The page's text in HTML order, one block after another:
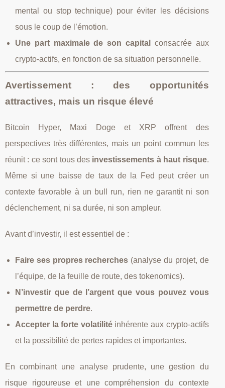
mental ou stop technique) pour éviter les décisions
sous le coup de l’émotion.
Une part maximale de son capital
consacrée aux
crypto‑actifs, en fonction de sa situation personnelle.
Avertissement : des opportunités
attractives, mais un risque élevé
Bitcoin Hyper, Maxi Doge et XRP offrent des
perspectives très différentes, mais un point commun les
réunit : ce sont tous des investissements à haut risque.
Même si une baisse de taux de la Fed peut créer un
contexte favorable à un bull run, rien ne garantit ni son
déclenchement, ni sa durée, ni son ampleur.
Avant d’investir, il est essentiel de :
Faire ses propres recherches (analyse du projet, de
l’équipe, de la feuille de route, des tokenomics).
N’investir que de l’argent que vous pouvez vous
permettre de perdre.
Accepter la forte volatilitéinhérente aux crypto‑actifs
et la possibilité de pertes rapides et importantes.
En combinant une analyse prudente, une gestion du
risque rigoureuse et une compréhension du contexte